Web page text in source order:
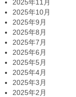
2025年11月
2025年10月
2025年9月
2025年8月
2025年7月
2025年6月
2025年5月
2025年4月
2025年3月
2025年2月